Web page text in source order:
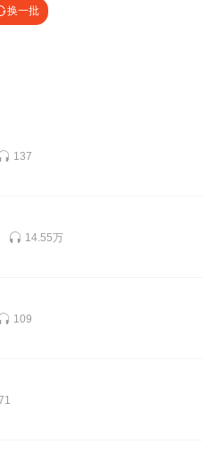
换一批
137
14.55万
109